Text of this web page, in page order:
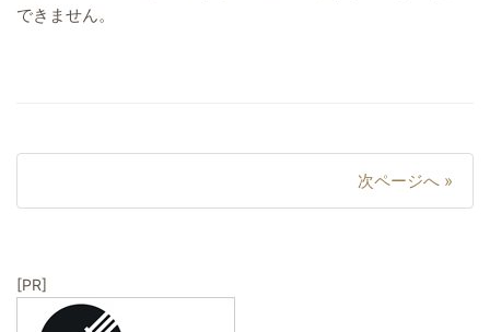
できません。
ビ
次ページへ »
[PR]